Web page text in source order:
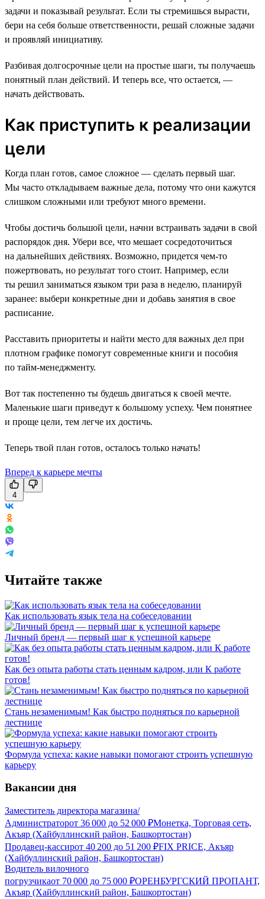
задачи и показывай результат. Если ты стремишься вырасти,
бери на себя больше ответственности, решай сложные задачи
и проявляй инициативу.
Разбивая долгосрочные цели на простые шаги, ты получаешь
понятный план действий. И теперь все, что остается, —
начать действовать.
Как приступить к реализации
цели
Когда план готов, самое сложное — сделать первый шаг.
Мы часто откладываем важные дела, потому что они кажутся
слишком сложными или требуют много времени.
Чтобы достичь большой цели, начни встраивать задачи в свой
распорядок дня. Убери все, что мешает сосредоточиться
на дальнейших действиях. Возможно, придется чем-то
пожертвовать, но результат того стоит. Например, если
ты решил заниматься языком три раза в неделю, планируй
заранее: выбери конкретные дни и добавь занятия в свое
расписание.
Расставить приоритеты и найти место для важных дел при
плотном графике помогут современные книги и пособия
по тайм-менеджменту.
Вот так постепенно ты будешь двигаться к своей мечте.
Маленькие шаги приведут к большому успеху. Чем понятнее
и проще цели, тем легче их достичь.
Теперь твой план готов, осталось только начать!
Вперед к карьере мечты
4
Читайте также
Как использовать язык тела на собеседовании
Личный бренд — первый шаг к успешной карьере
Как без опыта работы стать ценным кадром, или К работе
готов!
Стань незаменимым! Как быстро подняться по карьерной
лестнице
Формула успеха: какие навыки помогают строить успешную
карьеру
Вакансии дня
Заместитель директора магазина/
Администраторот 36 000 до 52 000 ₽Монетка, Торговая сеть,
Акъяр (Хайбуллинский район, Башкортостан)
Продавец-кассирот 40 200 до 51 200 ₽FIX PRICE, Акъяр
(Хайбуллинский район, Башкортостан)
Водитель вилочного
погрузчикаот 70 000 до 75 000 ₽ОРЕНБУРГСКИЙ ПРОПАНТ,
Акъяр (Хайбуллинский район, Башкортостан)